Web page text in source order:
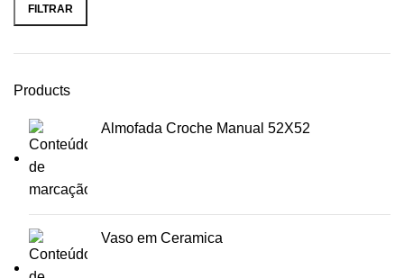
FILTRAR
Products
Almofada Croche Manual 52X52
Vaso em Ceramica